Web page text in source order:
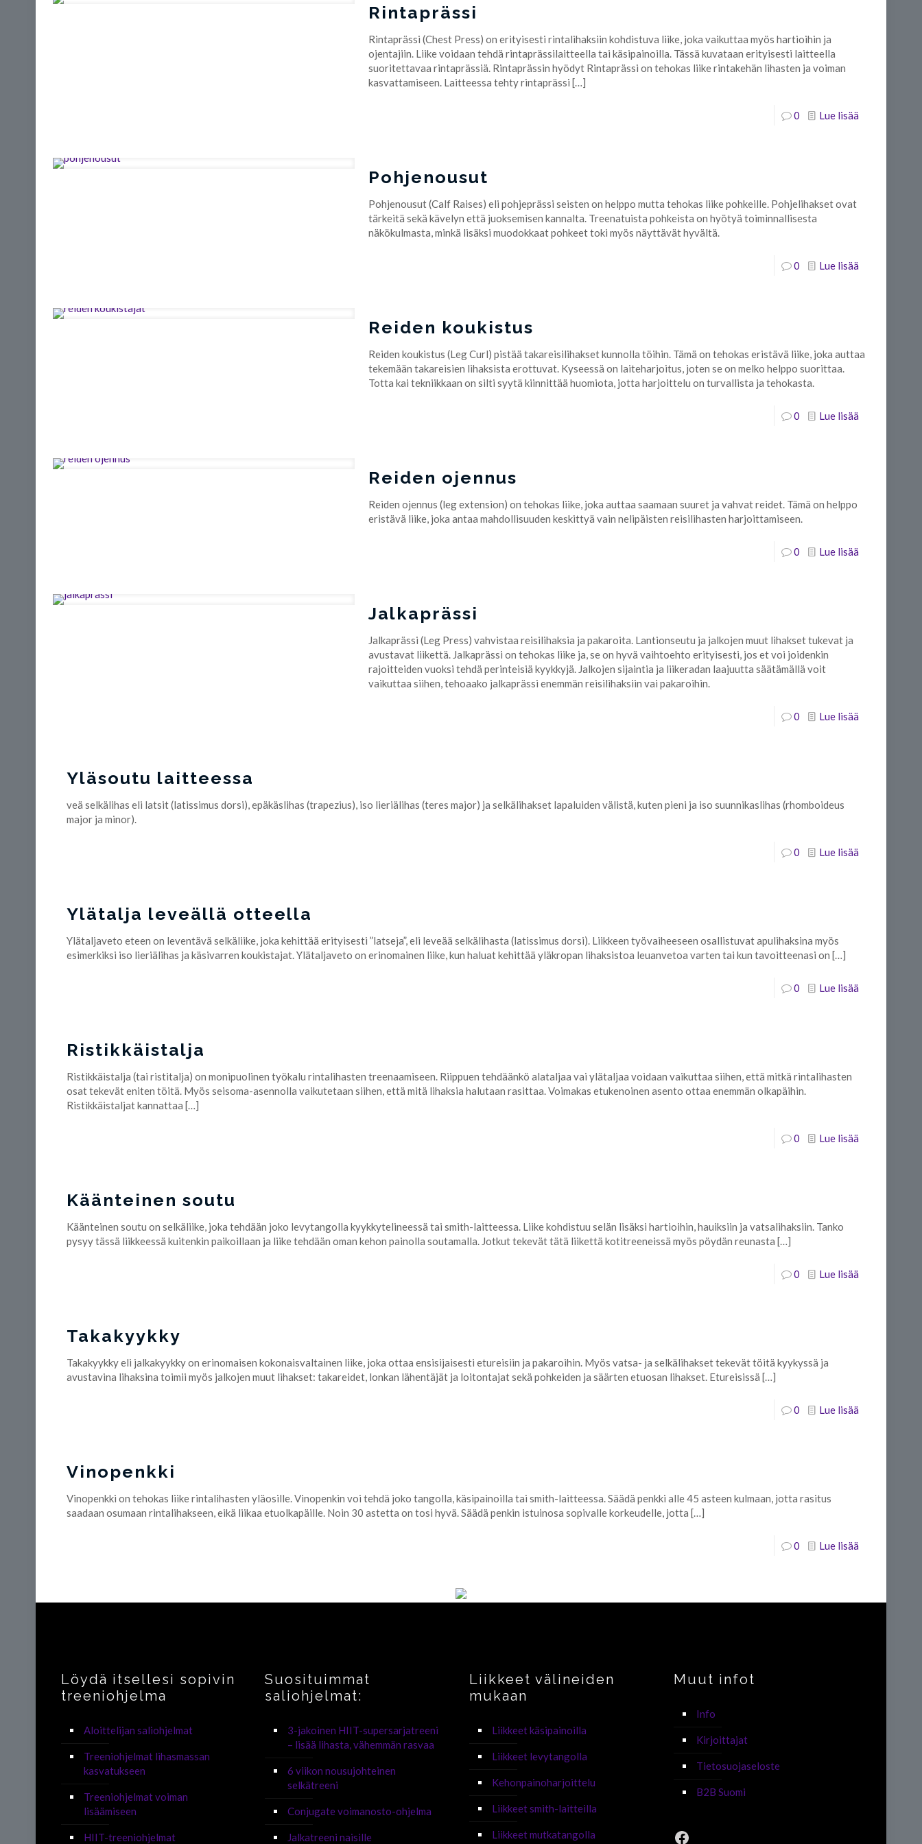
Rintaprässi
Rintaprässi (Chest Press) on erityisesti rintalihaksiin kohdistuva liike, joka vaikuttaa myös hartioihin ja
ojentajiin. Liike voidaan tehdä rintaprässilaitteella tai käsipainoilla. Tässä kuvataan erityisesti laitteella
suoritettavaa rintaprässiä. Rintaprässin hyödyt Rintaprässi on tehokas liike rintakehän lihasten ja voiman
kasvattamiseen. Laitteessa tehty rintaprässi […]
0 Lue lisää
Pohjenousut
Pohjenousut (Calf Raises) eli pohjeprässi seisten on helppo mutta tehokas liike pohkeille. Pohjelihakset ovat
tärkeitä sekä kävelyn että juoksemisen kannalta. Treenatuista pohkeista on hyötyä toiminnallisesta
näkökulmasta, minkä lisäksi muodokkaat pohkeet toki myös näyttävät hyvältä.
0 Lue lisää
Reiden koukistus
Reiden koukistus (Leg Curl) pistää takareisilihakset kunnolla töihin. Tämä on tehokas eristävä liike, joka auttaa
tekemään takareisien lihaksista erottuvat. Kyseessä on laiteharjoitus, joten se on melko helppo suorittaa.
Totta kai tekniikkaan on silti syytä kiinnittää huomiota, jotta harjoittelu on turvallista ja tehokasta.
0 Lue lisää
Reiden ojennus
Reiden ojennus (leg extension) on tehokas liike, joka auttaa saamaan suuret ja vahvat reidet. Tämä on helppo
eristävä liike, joka antaa mahdollisuuden keskittyä vain nelipäisten reisilihasten harjoittamiseen.
0 Lue lisää
Jalkaprässi
Jalkaprässi (Leg Press) vahvistaa reisilihaksia ja pakaroita. Lantionseutu ja jalkojen muut lihakset tukevat ja
avustavat liikettä. Jalkaprässi on tehokas liike ja, se on hyvä vaihtoehto erityisesti, jos et voi joidenkin
rajoitteiden vuoksi tehdä perinteisiä kyykkyjä. Jalkojen sijaintia ja liikeradan laajuutta säätämällä voit
vaikuttaa siihen, tehoaako jalkaprässi enemmän reisilihaksiin vai pakaroihin.
0 Lue lisää
Yläsoutu laitteessa
veä selkälihas eli latsit (latissimus dorsi), epäkäslihas (trapezius), iso lieriälihas (teres major) ja selkälihakset lapaluiden välistä, kuten pieni ja iso suunnikaslihas (rhomboideus
major ja minor).
0 Lue lisää
Ylätalja leveällä otteella
Ylätaljaveto eteen on leventävä selkäliike, joka kehittää erityisesti ”latseja”, eli leveää selkälihasta (latissimus dorsi). Liikkeen työvaiheeseen osallistuvat apulihaksina myös
esimerkiksi iso lieriälihas ja käsivarren koukistajat. Ylätaljaveto on erinomainen liike, kun haluat kehittää yläkropan lihaksistoa leuanvetoa varten tai kun tavoitteenasi on […]
0 Lue lisää
Ristikkäistalja
Ristikkäistalja (tai ristitalja) on monipuolinen työkalu rintalihasten treenaamiseen. Riippuen tehdäänkö alataljaa vai ylätaljaa voidaan vaikuttaa siihen, että mitkä rintalihasten
osat tekevät eniten töitä. Myös seisoma-asennolla vaikutetaan siihen, että mitä lihaksia halutaan rasittaa. Voimakas etukenoinen asento ottaa enemmän olkapäihin.
Ristikkäistaljat kannattaa […]
0 Lue lisää
Käänteinen soutu
Käänteinen soutu on selkäliike, joka tehdään joko levytangolla kyykkytelineessä tai smith-laitteessa. Liike kohdistuu selän lisäksi hartioihin, hauiksiin ja vatsalihaksiin. Tanko
pysyy tässä liikkeessä kuitenkin paikoillaan ja liike tehdään oman kehon painolla soutamalla. Jotkut tekevät tätä liikettä kotitreeneissä myös pöydän reunasta […]
0 Lue lisää
Takakyykky
Takakyykky eli jalkakyykky on erinomaisen kokonaisvaltainen liike, joka ottaa ensisijaisesti etureisiin ja pakaroihin. Myös vatsa- ja selkälihakset tekevät töitä kyykyssä ja
avustavina lihaksina toimii myös jalkojen muut lihakset: takareidet, lonkan lähentäjät ja loitontajat sekä pohkeiden ja säärten etuosan lihakset. Etureisissä […]
0 Lue lisää
Vinopenkki
Vinopenkki on tehokas liike rintalihasten yläosille. Vinopenkin voi tehdä joko tangolla, käsipainoilla tai smith-laitteessa. Säädä penkki alle 45 asteen kulmaan, jotta rasitus
saadaan osumaan rintalihakseen, eikä liikaa etuolkapäille. Noin 30 astetta on tosi hyvä. Säädä penkin istuinosa sopivalle korkeudelle, jotta […]
0 Lue lisää
Löydä itsellesi sopivin
treeniohjelma
Aloittelijan saliohjelmat
Treeniohjelmat lihasmassan
kasvatukseen
Treeniohjelmat voiman
lisäämiseen
HIIT-treeniohjelmat
Suosituimmat
saliohjelmat:
3-jakoinen HIIT-supersarjatreeni
– lisää lihasta, vähemmän rasvaa
6 viikon nousujohteinen
selkätreeni
Conjugate voimanosto-ohjelma
Jalkatreeni naisille
Liikkeet välineiden
mukaan
Liikkeet käsipainoilla
Liikkeet levytangolla
Kehonpainoharjoittelu
Liikkeet smith-laitteilla
Liikkeet mutkatangolla
Muut infot
Info
Kirjoittajat
Tietosuojaseloste
B2B Suomi
Facebook